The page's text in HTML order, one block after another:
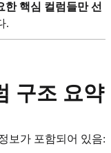
핵심 컬럼들만 선
.
구조 요약
보가 포함되어 있음: